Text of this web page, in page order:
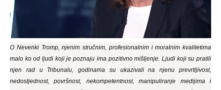
O Nevenki Tromp, njenim stručnim, profesionalnim i moralnim kvalitetima
malo ko od ljudi koji je poznaju ima pozitivno mišljenje. Ljudi koji su pratili
njen rad u Tribunalu, godinama su ukazivali na njenu prevrtljivost,
nedosljednost, površnost, nekompetentnost, manipuliranje medijima i